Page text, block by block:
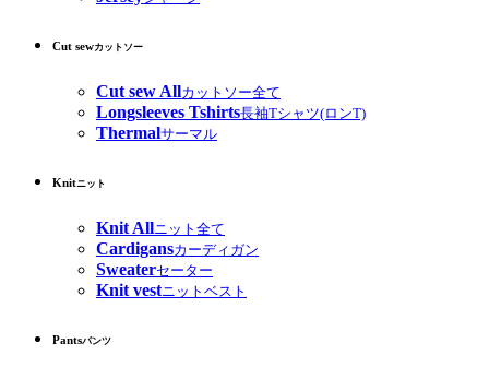
Cut sewカットソー
Cut sew Allカットソー全て
Longsleeves Tshirts長袖Tシャツ(ロンT)
Thermalサーマル
Knitニット
Knit Allニット全て
Cardigansカーディガン
Sweaterセーター
Knit vestニットベスト
Pantsパンツ